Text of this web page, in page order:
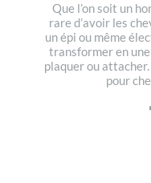
Que l’on soit un
rare d’avoir les
un épi ou même
transformer en
plaquer ou
pour